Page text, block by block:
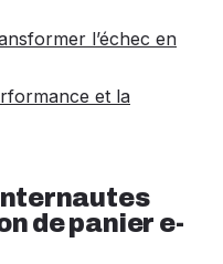
l’échec en
et la
de panier e-